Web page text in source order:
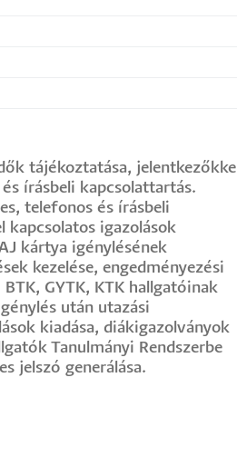
tájékoztatása, jelentkezőkkel
írásbeli kapcsolattartás.
telefonos és írásbeli
kapcsolatos igazolások
kártya igénylésének
kezelése, engedményezési
GYTK, KTK hallgatóinak
után utazási
kiadása, diákigazolványok
Tanulmányi Rendszerbe
jelszó generálása.